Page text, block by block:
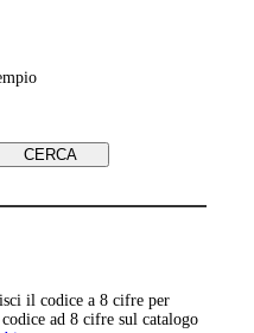
il codice a 8 cifre per
ad 8 cifre sul catalogo